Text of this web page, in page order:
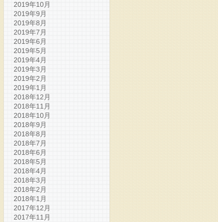
2019年10月
2019年9月
2019年8月
2019年7月
2019年6月
2019年5月
2019年4月
2019年3月
2019年2月
2019年1月
2018年12月
2018年11月
2018年10月
2018年9月
2018年8月
2018年7月
2018年6月
2018年5月
2018年4月
2018年3月
2018年2月
2018年1月
2017年12月
2017年11月